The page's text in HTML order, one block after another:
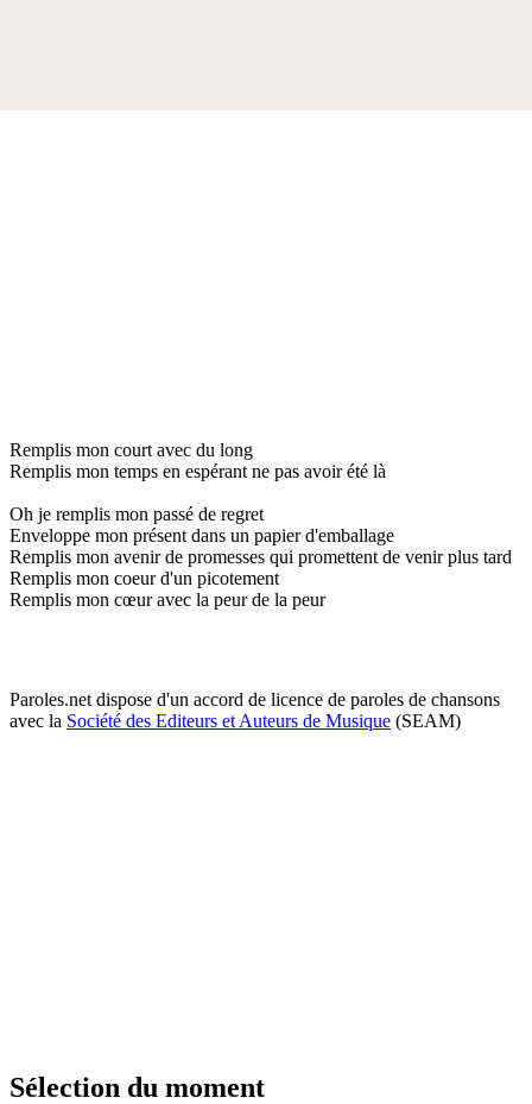
Remplis mon court avec du long
Remplis mon temps en espérant ne pas avoir été là
Oh je remplis mon passé de regret
Enveloppe mon présent dans un papier d'emballage
Remplis mon avenir de promesses qui promettent de venir plus tard
Remplis mon coeur d'un picotement
Remplis mon cœur avec la peur de la peur
Paroles.net dispose d'un accord de licence de paroles de chansons
avec la Société des Editeurs et Auteurs de Musique (SEAM)
Sélection du moment